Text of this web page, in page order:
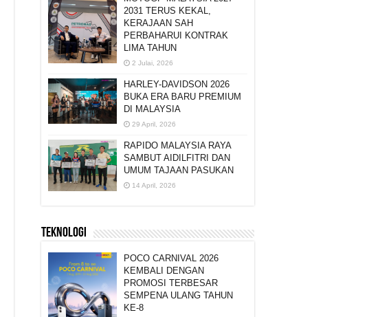
2031 TERUS KEKAL,
KERAJAAN SAH
PERBAHARUI KONTRAK
LIMA TAHUN
2 Julai, 2026
HARLEY-DAVIDSON 2026
BUKA ERA BARU PREMIUM
DI MALAYSIA
29 April, 2026
RAPIDO MALAYSIA RAYA
SAMBUT AIDILFITRI DAN
UMUM TAJAAN PASUKAN
14 April, 2026
TEKNOLOGI
POCO CARNIVAL 2026
KEMBALI DENGAN
PROMOSI TERBESAR
SEMPENA ULANG TAHUN
KE-8